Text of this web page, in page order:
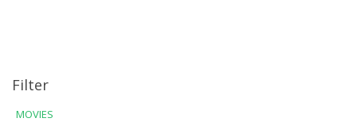
Filter
MOVIES